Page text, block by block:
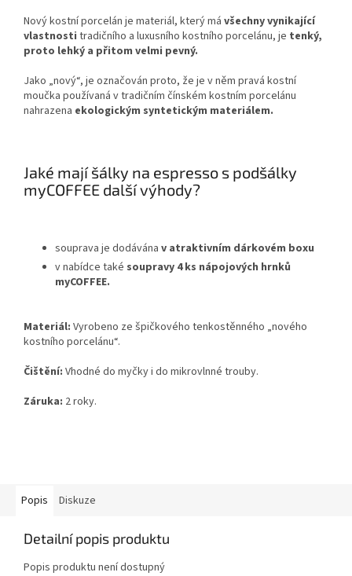
Nový kostní porcelán je materiál, který má všechny vynikající
vlastnosti tradičního a luxusního kostního porcelánu, je tenký,
proto lehký a přitom velmi pevný.
Jako „nový“, je označován proto, že je v něm pravá kostní
moučka používaná v tradičním čínském kostním porcelánu
nahrazena ekologickým syntetickým materiálem.
Jaké mají šálky na espresso s podšálky
myCOFFEE další výhody?
souprava je dodávána v atraktivním dárkovém boxu
v nabídce také soupravy 4 ks nápojových hrnků
myCOFFEE.
Materiál: Vyrobeno ze špičkového tenkostěnného „nového
kostního porcelánu“.
Čištění: Vhodné do myčky i do mikrovlnné trouby.
Záruka: 2 roky.
Popis Diskuze
Detailní popis produktu
Popis produktu není dostupný